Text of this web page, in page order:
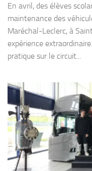
En avril, des élèves
maintenance des
Maréchal-Leclerc, à
expérience
pratique sur le circuit...